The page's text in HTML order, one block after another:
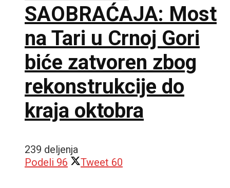
SAOBRAĆAJA: Most
na Tari u Crnoj Gori
biće zatvoren zbog
rekonstrukcije do
kraja oktobra
239 deljenja
Podeli 96 Tweet 60